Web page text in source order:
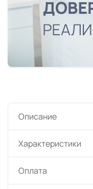
Описание
Характеристики
Оплата